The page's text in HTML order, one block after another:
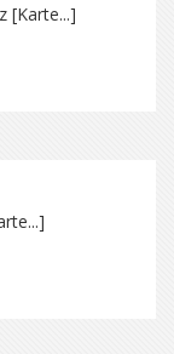
[Karte...]
]